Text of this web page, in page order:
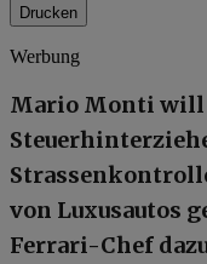
Drucken
Werbung
Mario Monti will
von Luxusautos
Ferrari-Chef